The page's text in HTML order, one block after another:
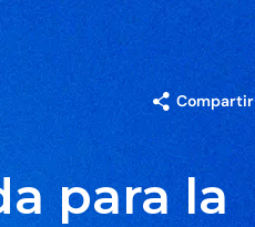
Compartir
para la